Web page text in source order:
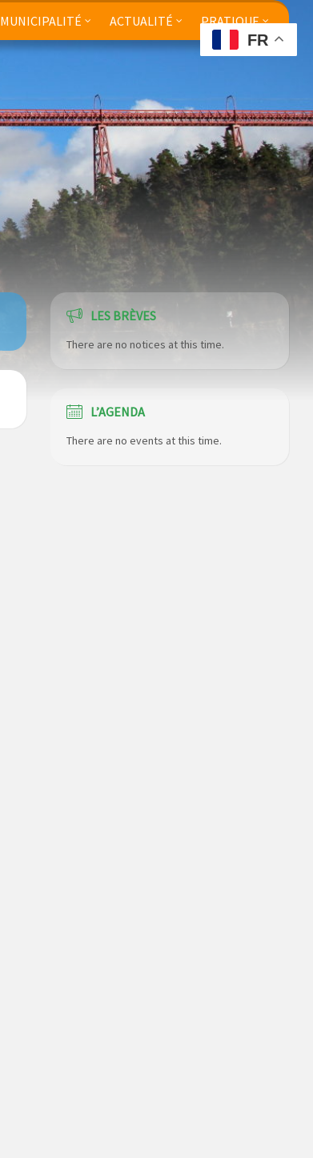
MUNICIPALITÉ ACTUALITÉ
PRATIQUE
LES BRÈVES
There are no notices at this time.
L’AGENDA
There are no events at this time.
FR